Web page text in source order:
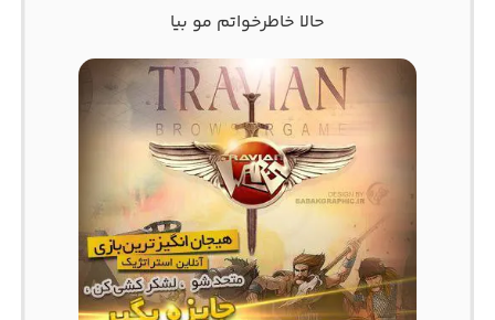
ﺣﺎﻟﺎ ﺧﺎﻃﺮﺧﻮاﺗﻢ ﻣﻮ ﺑﻴﺎ